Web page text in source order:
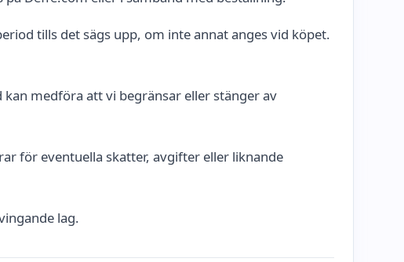
tills det sägs upp, om inte annat anges vid köpet.
medföra att vi begränsar eller stänger av
för eventuella skatter, avgifter eller liknande
lag.